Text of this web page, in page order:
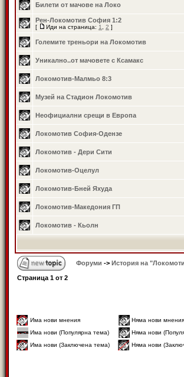
Билети от мачове на Локо
Рен-Локомотив София 1:2
[ Иди на страница: 1 2 ]
Големите треньори на Локомотив
Уникално..от мачовете с Ксамакс
Локомотив-Малмьо 8:3
Музей на Стадион Локомотив
Неофициални срещи в Европа
Локомотив София-Одензе
Локомотив - Дери Сити
Локомотив-Оцелул
Локомотив-Бней Яхуда
Локомотив-Македония ГП
Локомотив - Кьолн
Форуми -> История на
Страница 1 от 2
Има нови мнения Няма нови мнения
Има нови (Популярна тема)
Няма нови
Има нови (Заключена тема)
Няма нови